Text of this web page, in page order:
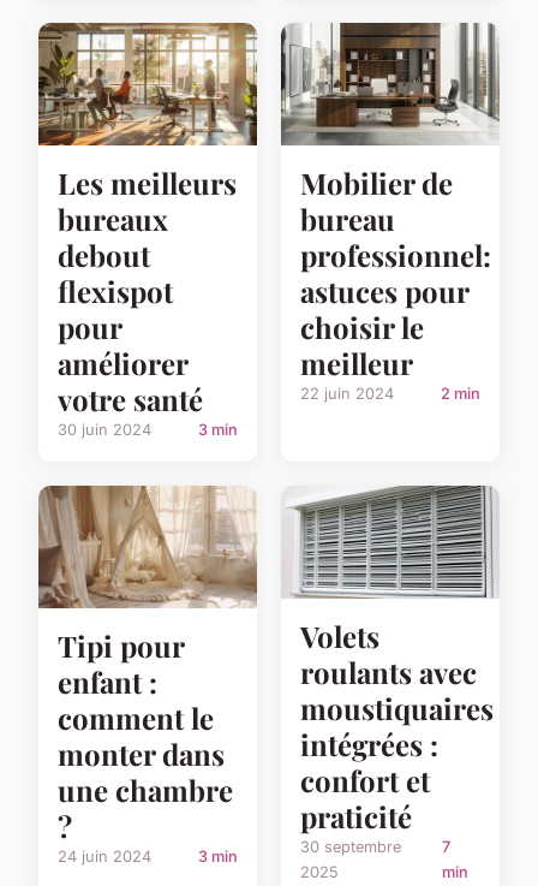
Les meilleurs
bureaux
debout
flexispot
pour
améliorer
votre santé
30 juin 2024 3 min
Mobilier de
bureau
professionnel:
astuces pour
choisir le
meilleur
22 juin 2024 2 min
Tipi pour
enfant :
comment le
monter dans
une chambre
?
24 juin 2024 3 min
Volets
roulants avec
moustiquaires
intégrées :
confort et
praticité
30 septembre
2025
7
min